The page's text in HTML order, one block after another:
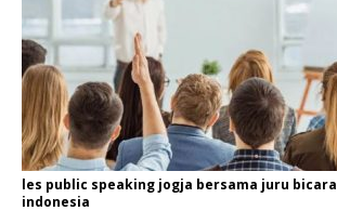
les public speaking jogja bersama juru bicara
indonesia